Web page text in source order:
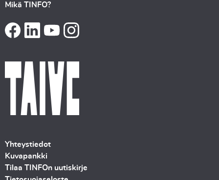
Mikä TINFO?
Yhteystiedot
Kuvapankki
Tilaa TINFOn uutiskirje